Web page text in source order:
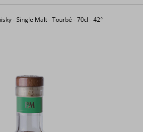
- Single Malt - Tourbé - 70cl - 42°